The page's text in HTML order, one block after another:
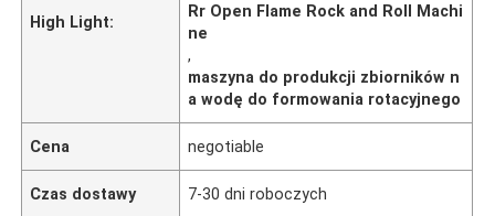
High Light:
Rr Open Flame Rock and Roll Machi
ne
,
maszyna do produkcji zbiorników n
a wodę do formowania rotacyjnego
Cena negotiable
Czas dostawy 7-30 dni roboczych